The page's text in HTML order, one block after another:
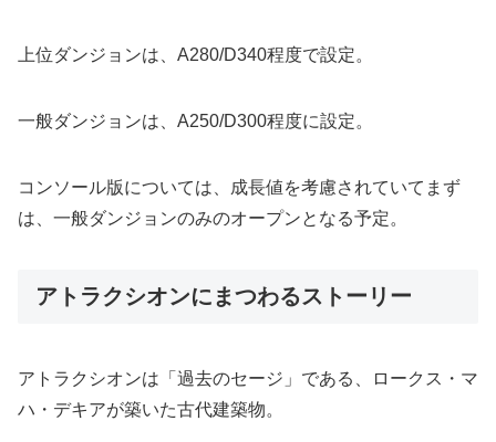
上位ダンジョンは、A280/D340程度で設定。
一般ダンジョンは、A250/D300程度に設定。
コンソール版については、成長値を考慮されていてまず
は、一般ダンジョンのみのオープンとなる予定。
アトラクシオンにまつわるストーリー
アトラクシオンは「過去のセージ」である、ロークス・マ
ハ・デキアが築いた古代建築物。